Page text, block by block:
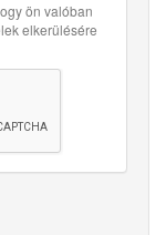
ön valóban
elkerülésére